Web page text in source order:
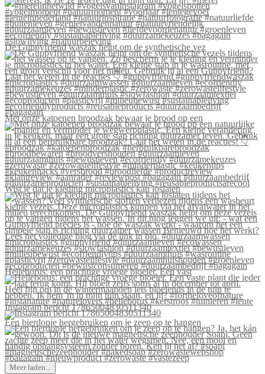
De Guppyfriend waszak helpt om de synthetische vez
Met onze katoenen broodzak bewaar je brood op een
Wist je dat je kleding microplastics kan loslaten
Helleborus: een prachtige vroege bloeier. Een vast
Instagram bericht 17865004830511340
Een bierdopje hergebruiken om je zeep op te hangen
Meer laden...